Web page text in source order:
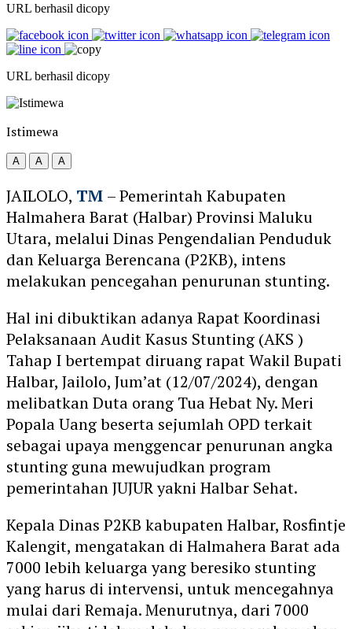
URL berhasil dicopy
URL berhasil dicopy
Istimewa
A A A
JAILOLO, TM – Pemerintah Kabupaten
Halmahera Barat (Halbar) Provinsi Maluku
Utara, melalui Dinas Pengendalian Penduduk
dan Keluarga Berencana (P2KB), intens
melakukan pencegahan penurunan stunting.
Hal ini dibuktikan adanya Rapat Koordinasi
Pelaksanaan Audit Kasus Stunting (AKS )
Tahap I bertempat diruang rapat Wakil Bupati
Halbar, Jailolo, Jum’at (12/07/2024), dengan
melibatkan Duta orang Tua Hebat Ny. Meri
Popala Uang beserta sejumlah OPD terkait
sebagai upaya menggencar penurunan angka
stunting guna mewujudkan program
pemerintahan JUJUR yakni Halbar Sehat.
Kepala Dinas P2KB kabupaten Halbar, Rosfintje
Kalengit, mengatakan di Halmahera Barat ada
7000 lebih keluarga yang beresiko stunting
yang harus di intervensi, untuk mencegahnya
mulai dari Remaja. Menurutnya, dari 7000